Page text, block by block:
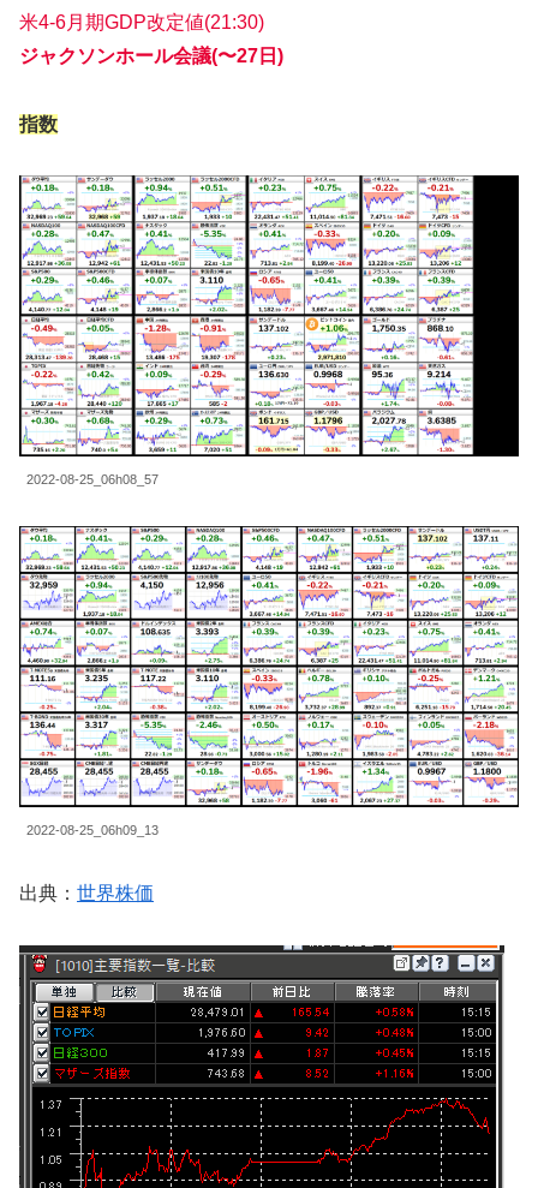
米4-6月期GDP改定値(21:30)
ジャクソンホール会議(〜27日)
指数
2022-08-25_06h08_57
2022-08-25_06h09_13
出典： 世界株価